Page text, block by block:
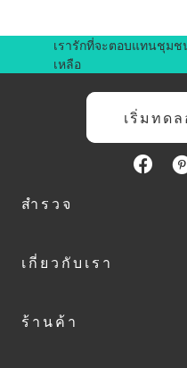
เรารักที่จะตอบแทนชุมช
เหลือ
เริ่มทด
สำรวจ
เกี่ยวกับเรา
ร้านค้า